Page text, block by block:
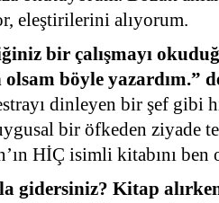
eleştirilerini alıyorum.
bir çalışmayı
böyle yazardım.”
dinleyen bir şef gibi
bir öfkeden ziyade
HİÇ isimli kitabını ben
gidersiniz? Kitap